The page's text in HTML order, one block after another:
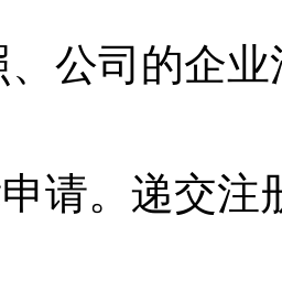
公司的企
请。递交注